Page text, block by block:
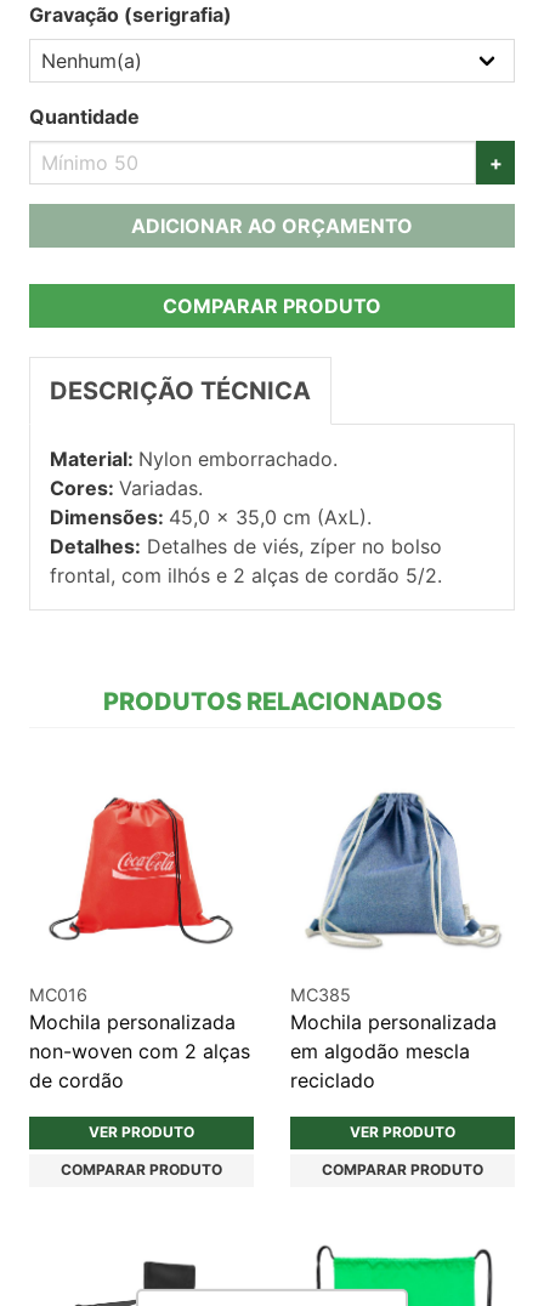
Gravação (serigrafia)
Quantidade
+
ADICIONAR AO ORÇAMENTO
COMPARAR PRODUTO
DESCRIÇÃO TÉCNICA
Material: Nylon emborrachado.
Cores: Variadas.
Dimensões: 45,0 x 35,0 cm (AxL).
Detalhes: Detalhes de viés, zíper no bolso
frontal, com ilhós e 2 alças de cordão 5/2.
PRODUTOS RELACIONADOS
MC016
Mochila personalizada
non-woven com 2 alças
de cordão
VER PRODUTO
COMPARAR PRODUTO
MC385
Mochila personalizada
em algodão mescla
reciclado
VER PRODUTO
COMPARAR PRODUTO